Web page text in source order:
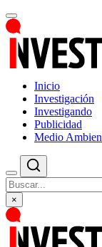
Inicio
Investigación
Investigando
Publicidad
Medio
×